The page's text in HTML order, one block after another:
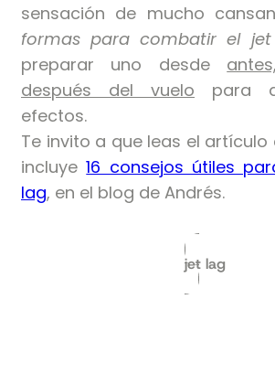
sensación de mucho
formas para combatir el
preparar uno desde
después del vuelo para
efectos.
Te invito a que leas el
incluye16 consejos útiles
lag, en el blog de Andrés.
jet lag